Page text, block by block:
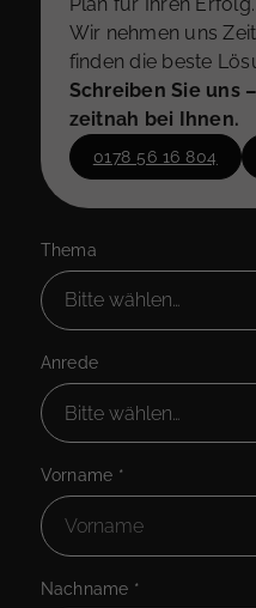
Wir nehmen uns
finden die beste
Schreiben Sie uns
zeitnah bei Ihnen.
0178 56 16 804
Thema
Anrede
Vorname *
Nachname *